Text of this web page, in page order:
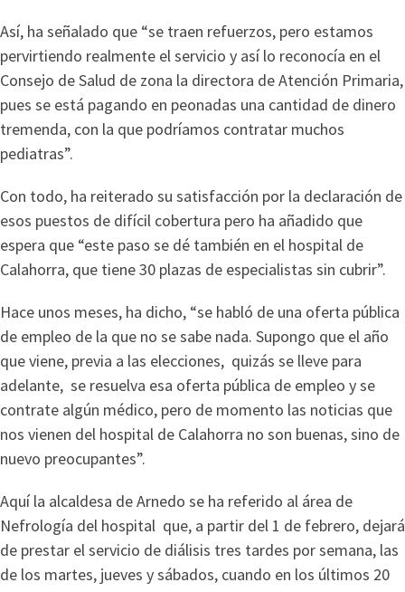
Así, ha señalado que “se traen refuerzos, pero estamos
pervirtiendo realmente el servicio y así lo reconocía en el
Consejo de Salud de zona la directora de Atención Primaria,
pues se está pagando en peonadas una cantidad de dinero
tremenda, con la que podríamos contratar muchos
pediatras”.
Con todo, ha reiterado su satisfacción por la declaración de
esos puestos de difícil cobertura pero ha añadido que
espera que “este paso se dé también en el hospital de
Calahorra, que tiene 30 plazas de especialistas sin cubrir”.
Hace unos meses, ha dicho, “se habló de una oferta pública
de empleo de la que no se sabe nada. Supongo que el año
que viene, previa a las elecciones, quizás se lleve para
adelante, se resuelva esa oferta pública de empleo y se
contrate algún médico, pero de momento las noticias que
nos vienen del hospital de Calahorra no son buenas, sino de
nuevo preocupantes”.
Aquí la alcaldesa de Arnedo se ha referido al área de
Nefrología del hospital que, a partir del 1 de febrero, dejará
de prestar el servicio de diálisis tres tardes por semana, las
de los martes, jueves y sábados, cuando en los últimos 20